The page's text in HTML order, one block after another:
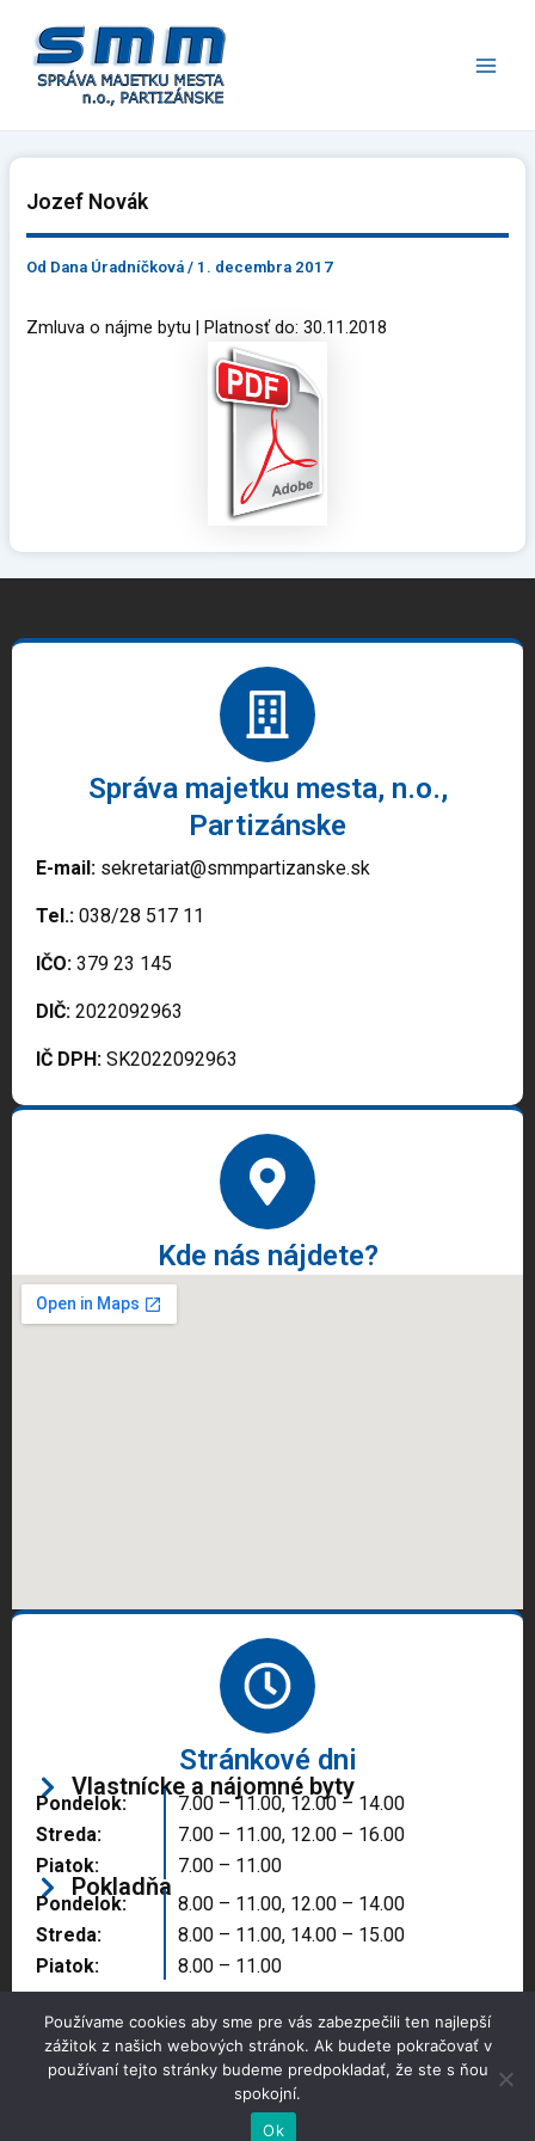
obsah
Jozef Novák
Od Dana Úradníčková/ 1. decembra 2017
Zmluva o nájme bytu | Platnosť do: 30.11.2018
Správa majetku mesta, n.o.,
Partizánske
E-mail: sekretariat@smmpartizanske.sk
Tel.: 038/28 517 11
IČO: 379 23 145
DIČ: 2022092963
IČ DPH: SK2022092963
Kde nás nájdete?
Stránkové dni
Vlastnícke a nájomné byty
Pondelok:
Streda:
Piatok:
7.00 – 11.00, 12.00 – 14.00
7.00 – 11.00, 12.00 – 16.00
7.00 – 11.00
Pokladňa
Pondelok:
Streda:
Piatok:
8.00 – 11.00, 12.00 – 14.00
8.00 – 11.00, 14.00 – 15.00
8.00 – 11.00
Copyright © 2025 Správa majetku mesta, n.o.,
Partizánske
Používame cookies aby sme pre vás zabezpečili ten najlepší
zážitok z našich webových stránok. Ak budete pokračovať v
používaní tejto stránky budeme predpokladať, že ste s ňou
spokojní.
Ok